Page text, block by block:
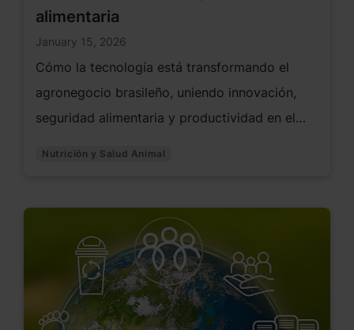
alimentaria
January 15, 2026
Cómo la tecnología está transformando el
agronegocio brasileño, uniendo innovación,
seguridad alimentaria y productividad en el
Nutrición y Salud Animal